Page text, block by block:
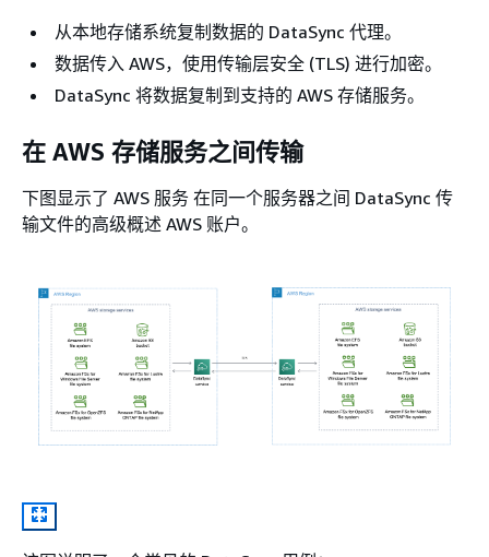
从本地存储系统复制数据的 DataSync 代理。
数据传入 AWS，使用传输层安全 (TLS) 进行加密。
DataSync 将数据复制到支持的 AWS 存储服务。
在 AWS 存储服务之间传输
下图显示了 AWS 服务 在同一个服务器之间 DataSync 传
输文件的高级概述 AWS 账户。